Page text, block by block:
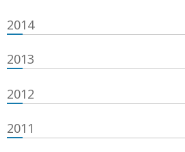
2014
2013
2012
2011